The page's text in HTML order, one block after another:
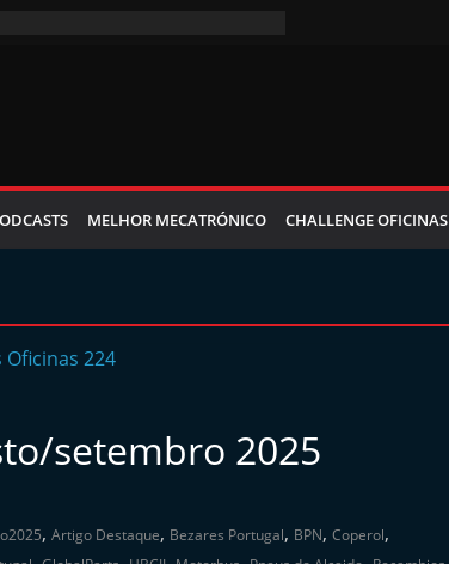
MELHOR MECATRÓNICO CHALLENGE OFICINAS
setembro 2025
, Artigo Destaque, Bezares Portugal, BPN, Coperol,